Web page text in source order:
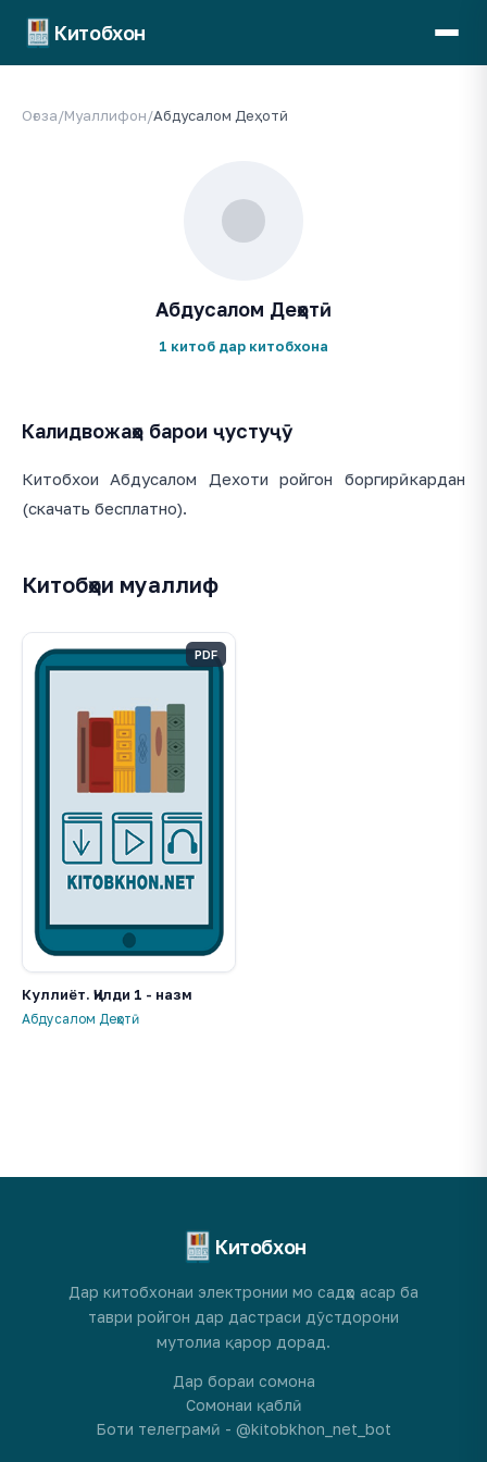
Китобхон
Оғоза/Муаллифон/Абдусалом Деҳотӣ
Абдусалом Деҳотӣ
1 китоб дар китобхона
Калидвожаҳо барои ҷустуҷӯ
Китобхои Абдусалом Дехоти ройгон боргирӣ кардан
(скачать бесплатно).
Китобҳои муаллиф
PDF
Куллиёт. Ҷилди 1 - назм
Абдусалом Деҳотӣ
Китобхон
Дар китобхонаи электронии мо садҳо асар ба
таври ройгон дар дастраси дӯстдорони
мутолиа қарор дорад.
Дар бораи сомона
Сомонаи қаблӣ
Боти телеграмӣ - @kitobkhon_net_bot